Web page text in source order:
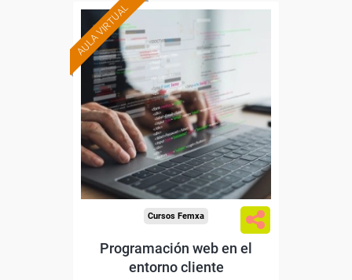
AULA VIRTUAL
Formación 100%
Para desempleados,
trabajadores y autónomos.
Para todos los sectores.
Cursos Femxa
Programación web en el
entorno cliente